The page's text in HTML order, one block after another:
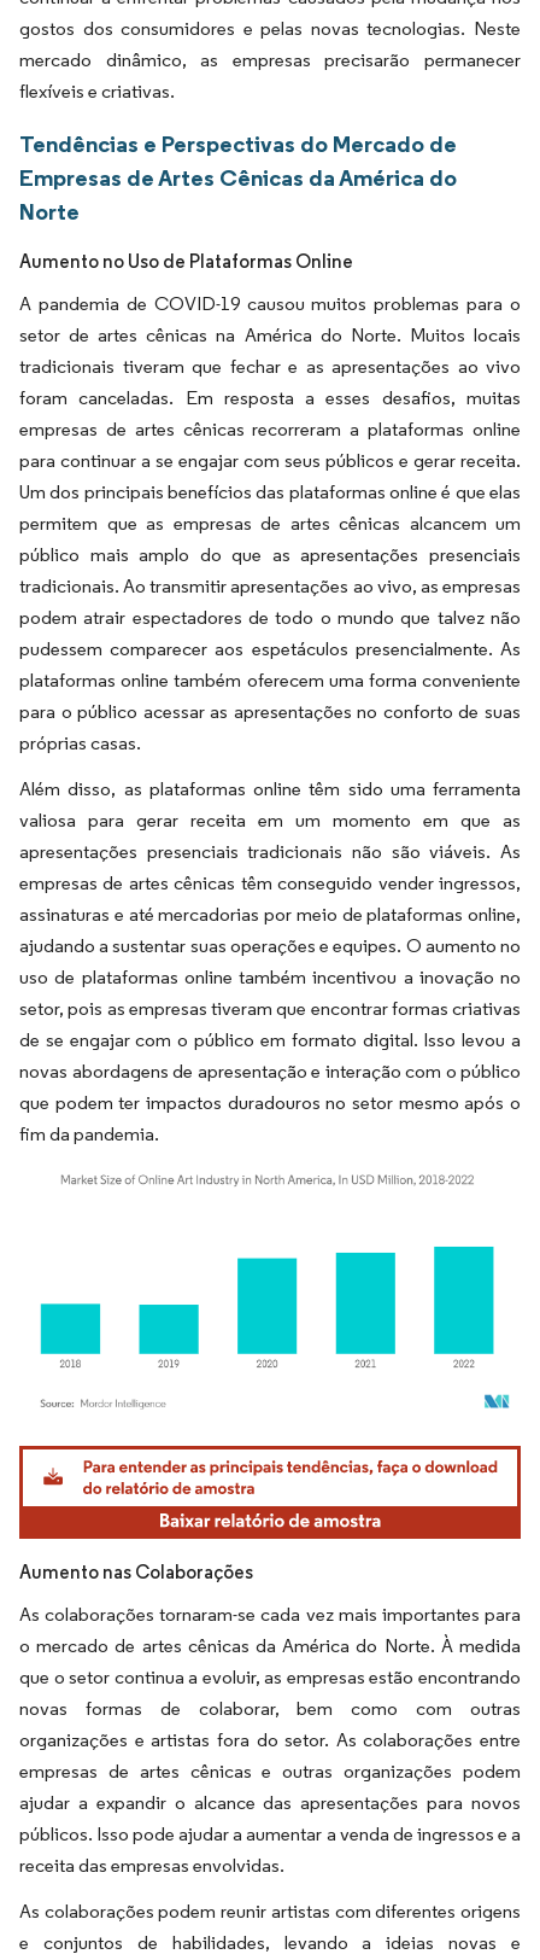
gostos dos consumidores e pelas novas tecnologias. Neste
mercado dinâmico, as empresas precisarão permanecer
flexíveis e criativas.
Tendências e Perspectivas do Mercado de
Empresas de Artes Cênicas da América do
Norte
Aumento no Uso de Plataformas Online
A pandemia de COVID-19 causou muitos problemas para o
setor de artes cênicas na América do Norte. Muitos locais
tradicionais tiveram que fechar e as apresentações ao vivo
foram canceladas. Em resposta a esses desafios, muitas
empresas de artes cênicas recorreram a plataformas online
para continuar a se engajar com seus públicos e gerar receita.
Um dos principais benefícios das plataformas online é que elas
permitem que as empresas de artes cênicas alcancem um
público mais amplo do que as apresentações presenciais
tradicionais. Ao transmitir apresentações ao vivo, as empresas
podem atrair espectadores de todo o mundo que talvez não
pudessem comparecer aos espetáculos presencialmente. As
plataformas online também oferecem uma forma conveniente
para o público acessar as apresentações no conforto de suas
próprias casas.
Além disso, as plataformas online têm sido uma ferramenta
valiosa para gerar receita em um momento em que as
apresentações presenciais tradicionais não são viáveis. As
empresas de artes cênicas têm conseguido vender ingressos,
assinaturas e até mercadorias por meio de plataformas online,
ajudando a sustentar suas operações e equipes. O aumento no
uso de plataformas online também incentivou a inovação no
setor, pois as empresas tiveram que encontrar formas criativas
de se engajar com o público em formato digital. Isso levou a
novas abordagens de apresentação e interação com o público
que podem ter impactos duradouros no setor mesmo após o
fim da pandemia.
Imagem © Mordor Intelligence. O reuso requer atribuição conforme CC BY 4.0.
Aumento nas Colaborações
As colaborações tornaram-se cada vez mais importantes para
o mercado de artes cênicas da América do Norte. À medida
que o setor continua a evoluir, as empresas estão encontrando
novas formas de colaborar, bem como com outras
organizações e artistas fora do setor. As colaborações entre
empresas de artes cênicas e outras organizações podem
ajudar a expandir o alcance das apresentações para novos
públicos. Isso pode ajudar a aumentar a venda de ingressos e a
receita das empresas envolvidas.
As colaborações podem reunir artistas com diferentes origens
e conjuntos de habilidades, levando a ideias novas e